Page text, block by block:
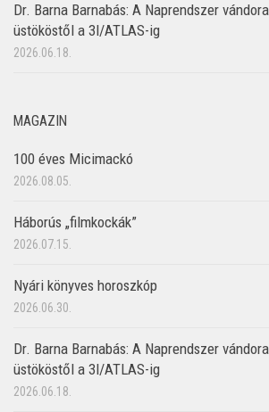
Dr. Barna Barnabás: A Naprendszer
üstököstől a 3I/ATLAS-ig
2026.06.18.
MAGAZIN
100 éves Micimackó
2026.08.05.
Háborús „filmkockák”
2026.07.15.
Nyári könyves horoszkóp
2026.06.30.
Dr. Barna Barnabás: A Naprendszer
üstököstől a 3I/ATLAS-ig
2026.06.18.